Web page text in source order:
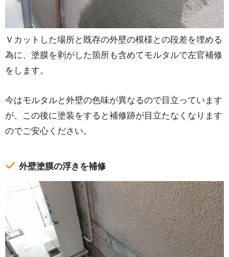
Ｖカットした場所と既存の外壁の模様との段差を埋める
為に、塗膜を剥がした箇所も含めてモルタルで左官補修
をします。
今はモルタルと外壁の色味が異なるので目立っています
が、この後に塗装をすると補修跡が目立たなくなります
のでご安心ください。
外壁塗膜の浮きを補修